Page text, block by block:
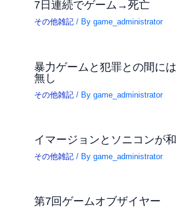
7日連続でゲーム→死亡
その他雑記 / Bygame_administrator
暴力ゲームと犯罪との間に
無し
その他雑記 / Bygame_administrator
イマージョンとソニコンが
その他雑記 / Bygame_administrator
第7回ゲームオブザイヤー